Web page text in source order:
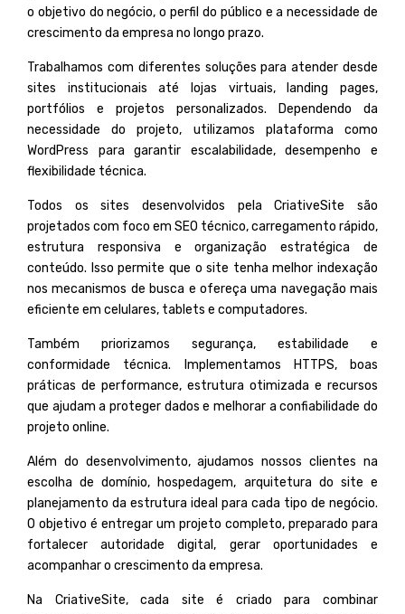
o objetivo do negócio, o perfil do público e a necessidade de
crescimento da empresa no longo prazo.
Trabalhamos com diferentes soluções para atender desde
sites institucionais até lojas virtuais, landing pages,
portfólios e projetos personalizados. Dependendo da
necessidade do projeto, utilizamos plataforma como
WordPress para garantir escalabilidade, desempenho e
flexibilidade técnica.
Todos os sites desenvolvidos pela CriativeSite são
projetados com foco em SEO técnico, carregamento rápido,
estrutura responsiva e organização estratégica de
conteúdo. Isso permite que o site tenha melhor indexação
nos mecanismos de busca e ofereça uma navegação mais
eficiente em celulares, tablets e computadores.
Também priorizamos segurança, estabilidade e
conformidade técnica. Implementamos HTTPS, boas
práticas de performance, estrutura otimizada e recursos
que ajudam a proteger dados e melhorar a confiabilidade do
projeto online.
Além do desenvolvimento, ajudamos nossos clientes na
escolha de domínio, hospedagem, arquitetura do site e
planejamento da estrutura ideal para cada tipo de negócio.
O objetivo é entregar um projeto completo, preparado para
fortalecer autoridade digital, gerar oportunidades e
acompanhar o crescimento da empresa.
Na CriativeSite, cada site é criado para combinar